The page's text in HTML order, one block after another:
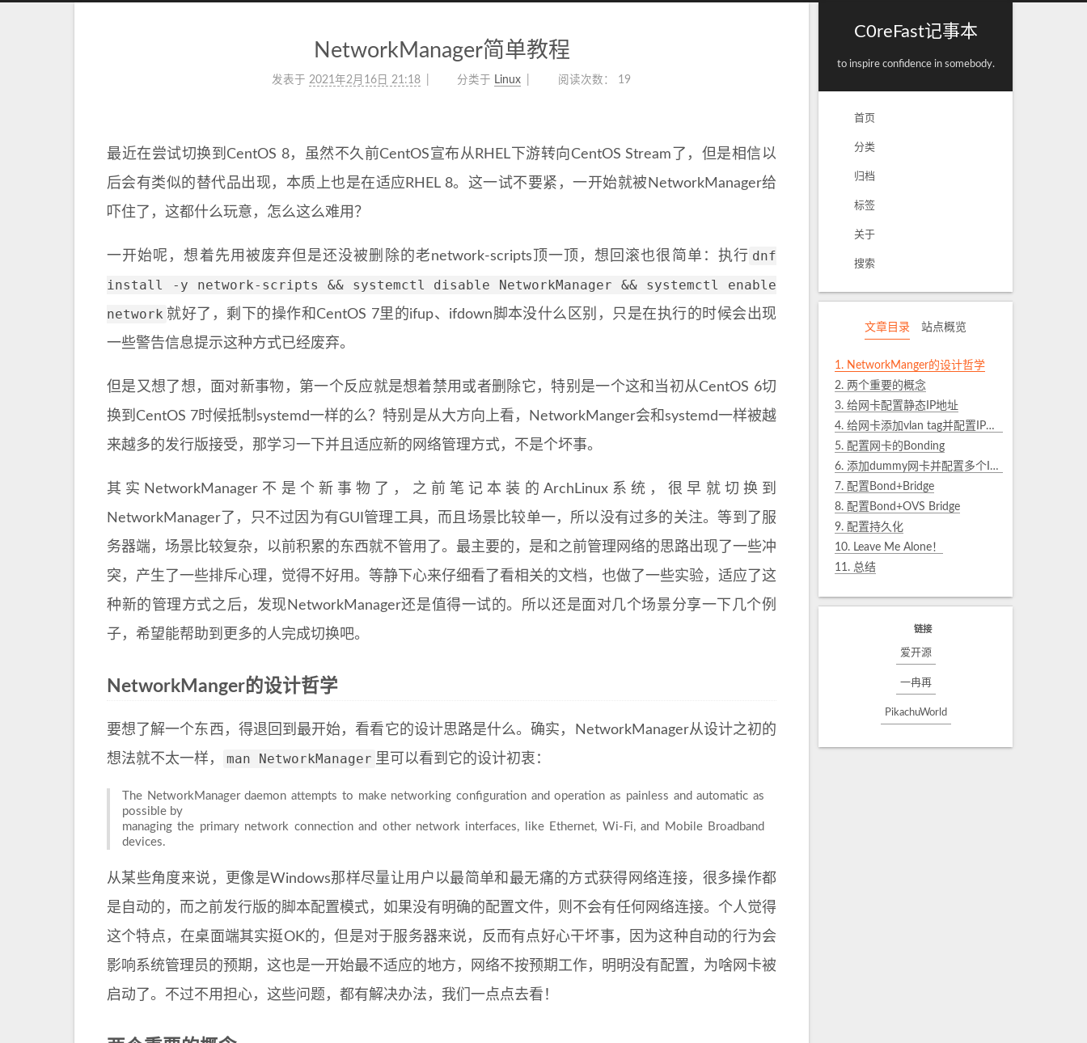
C0reFast记事本
to inspire confidence in somebody.
首页
分类
归档
标签
关于
搜索
文章目录 站点概览
1. NetworkManger的设计哲学
2. 两个重要的概念
3. 给网卡配置静态IP地址
4. 给网卡添加vlan tag并配置IP地址
5. 配置网卡的Bonding
6. 添加dummy网卡并配置多个IP地址
7. 配置Bond+Bridge
8. 配置Bond+OVS Bridge
9. 配置持久化
10. Leave Me Alone！
11. 总结
链接
爱开源
一冉再
PikachuWorld
NetworkManager简单教程
发表于 2021年2月16日 21:18 分类于 Linux 阅读次数： 19
最近在尝试切换到CentOS 8，虽然不久前CentOS宣布从RHEL下游转向CentOS Stream了，但是相信以
后会有类似的替代品出现，本质上也是在适应RHEL 8。这一试不要紧，一开始就被NetworkManager给
吓住了，这都什么玩意，怎么这么难用？
一开始呢，想着先用被废弃但是还没被删除的老network-scripts顶一顶，想回滚也很简单：执行 dnf
install -y network-scripts && systemctl disable NetworkManager && systemctl enable
network 就好了，剩下的操作和CentOS 7里的ifup、ifdown脚本没什么区别，只是在执行的时候会出现
一些警告信息提示这种方式已经废弃。
但是又想了想，面对新事物，第一个反应就是想着禁用或者删除它，特别是一个这和当初从CentOS 6切
换到CentOS 7时候抵制systemd一样的么？特别是从大方向上看，NetworkManger会和systemd一样被越
来越多的发行版接受，那学习一下并且适应新的网络管理方式，不是个坏事。
其实NetworkManager不是个新事物了，之前笔记本装的ArchLinux系统，很早就切换到
NetworkManager了，只不过因为有GUI管理工具，而且场景比较单一，所以没有过多的关注。等到了服
务器端，场景比较复杂，以前积累的东西就不管用了。最主要的，是和之前管理网络的思路出现了一些冲
突，产生了一些排斥心理，觉得不好用。等静下心来仔细看了看相关的文档，也做了一些实验，适应了这
种新的管理方式之后，发现NetworkManager还是值得一试的。所以还是面对几个场景分享一下几个例
子，希望能帮助到更多的人完成切换吧。
NetworkManger的设计哲学
要想了解一个东西，得退回到最开始，看看它的设计思路是什么。确实，NetworkManager从设计之初的
想法就不太一样，
man NetworkManager 里可以看到它的设计初衷：
The NetworkManager daemon attempts to make networking configuration and operation as painless and automatic as
possible by
managing the primary network connection and other network interfaces, like Ethernet, Wi-Fi, and Mobile Broadband
devices.
从某些角度来说，更像是Windows那样尽量让用户以最简单和最无痛的方式获得网络连接，很多操作都
是自动的，而之前发行版的脚本配置模式，如果没有明确的配置文件，则不会有任何网络连接。个人觉得
这个特点，在桌面端其实挺OK的，但是对于服务器来说，反而有点好心干坏事，因为这种自动的行为会
影响系统管理员的预期，这也是一开始最不适应的地方，网络不按预期工作，明明没有配置，为啥网卡被
启动了。不过不用担心，这些问题，都有解决办法，我们一点点去看！